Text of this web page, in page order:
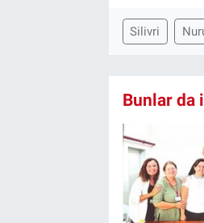
Silivri
Bunlar